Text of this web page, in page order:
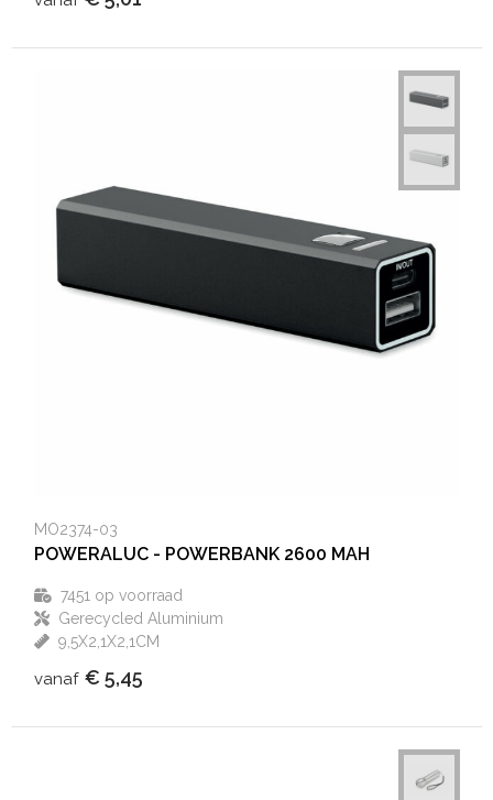
MO2374-03
POWERALUC - POWERBANK 2600 MAH
7451 op voorraad
Gerecycled Aluminium
9,5X2,1X2,1CM
vanaf € 5,45